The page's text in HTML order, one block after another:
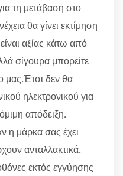
τη μετάβαση στο
θα γίνει εκτίμηση
αξίας κάτω από
σίγουρα μπορείτε
μας.Έτσι δεν θα
ηλεκτρονικού για
απόδειξη.
η μάρκα σας έχει
ανταλλακτικά.
εκτός εγγύησης